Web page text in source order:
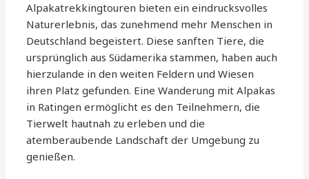
Alpakatrekkingtouren bieten ein eindrucksvolles
Naturerlebnis, das zunehmend mehr Menschen in
Deutschland begeistert. Diese sanften Tiere, die
ursprünglich aus Südamerika stammen, haben auch
hierzulande in den weiten Feldern und Wiesen
ihren Platz gefunden. Eine Wanderung mit Alpakas
in Ratingen ermöglicht es den Teilnehmern, die
Tierwelt hautnah zu erleben und die
atemberaubende Landschaft der Umgebung zu
genießen.